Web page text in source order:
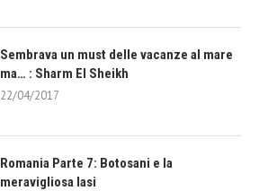
Sembrava un must delle vacanze al mare
ma… : Sharm El Sheikh
22/04/2017
Romania Parte 7: Botosani e la
meravigliosa Iasi